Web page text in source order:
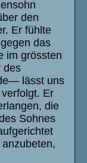
den
Er fühlte
das
im grössten
des
lässt uns
Er
die
Sohnes